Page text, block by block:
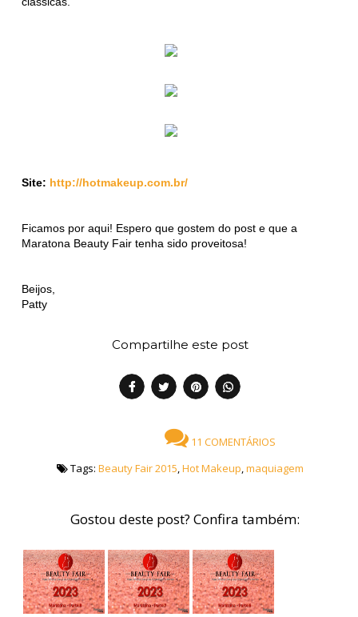
Site: http://hotmakeup.com.br/
Ficamos por aqui! Espero que gostem do post e que a
Maratona Beauty Fair tenha sido proveitosa!
Beijos,
Patty
Compartilhe este post
11 COMENTÁRIOS
Tags: Beauty Fair 2015,Hot Makeup,maquiagem
Gostou deste post? Confira também: